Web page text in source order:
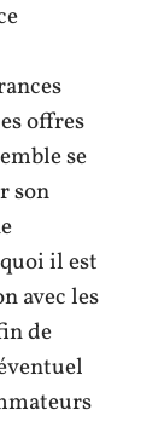
offres
se
son
il est
avec les
de